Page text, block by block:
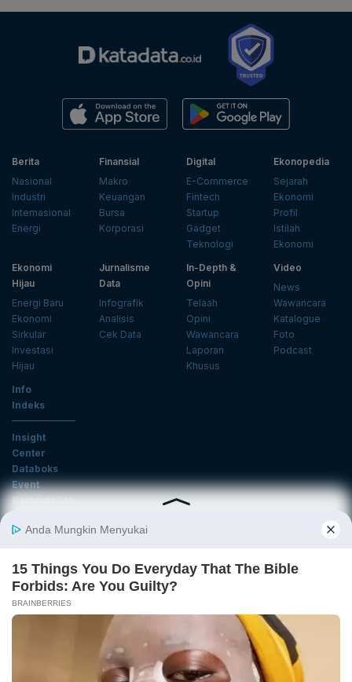
Berita
Nasional
Industri
Internasional
Energi
Finansial
Makro
Keuangan
Bursa
Korporasi
Digital
E-Commerce
Fintech
Startup
Gadget
Teknologi
Ekonopedia
Sejarah
Ekonomi
Profil
Istilah
Ekonomi
Ekonomi
Hijau
Energi Baru
Ekonomi
Sirkular
Investasi
Hijau
Jurnalisme
Data
Infografik
Analisis
Cek Data
In-Depth &
Opini
Telaah
Opini
Wawancara
Laporan
Khusus
Video
News
Wawancara
Katalogue
Foto
Podcast
Info
Indeks
Insight
Center
Databoks
Event
KatadataOto
Email
Daftar
Tentang Katadata Advertising Karier Pedoman Media Siber